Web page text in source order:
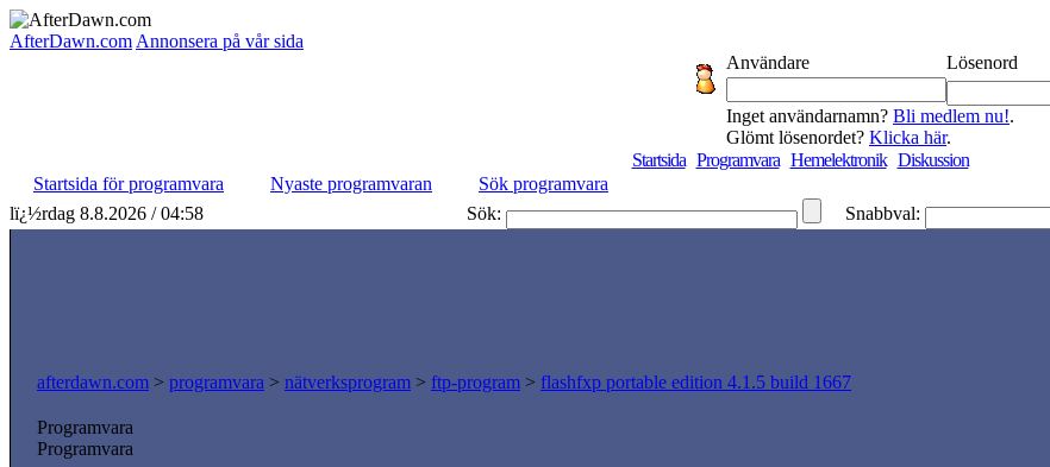
AfterDawn.com Annonsera på vår sida
Användare
Lösenord
Inget användarnamn? Bli medlem nu!.
Glömt lösenordet? Klicka här.
Startsida Programvara Hemelektronik Diskussion
Startsida för programvara
Nyaste programvaran
Sök programvara
lï¿½rdag 8.8.2026 / 04:58
Sök: Snabbval:
afterdawn.com > programvara > nätverksprogram > ftp-program > flashfxp portable edition 4.1.5 build 1667
Programvara
Programvara